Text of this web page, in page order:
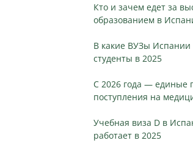
Кто и зачем едет за
образованием в
В какие ВУЗы Испании
студенты в 2025
С 2026 года — единые
поступления на
Учебная виза D в
работает в 2025